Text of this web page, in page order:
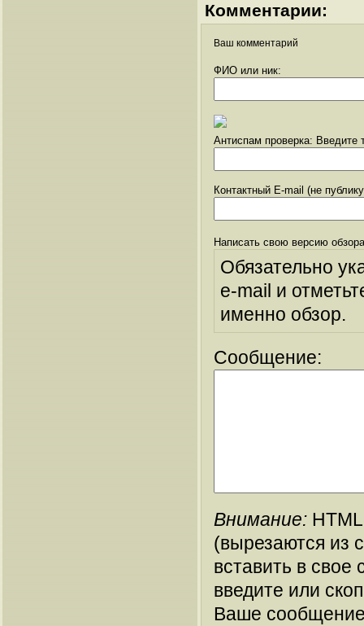
Комментарии:
Ваш комментарий
ФИО или ник:
Антиспам проверка: Введите
Контактный E-mail (не
Написать свою версию
Обязательно
e-mail и
именно обзор.
Сообщение:
Внимание:
(вырезаются из
вставить в
введите или
Ваше